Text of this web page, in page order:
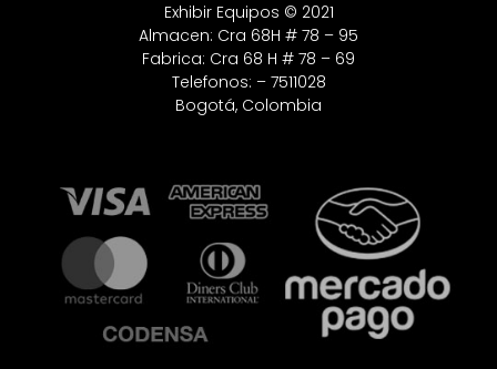
Exhibir Equipos © 2021
Almacen: Cra 68H # 78 – 95
Fabrica: Cra 68 H # 78 – 69
Telefonos: – 7511028
Bogotá, Colombia